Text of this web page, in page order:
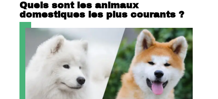
Quels sont les animaux
domestiques les plus courants ?